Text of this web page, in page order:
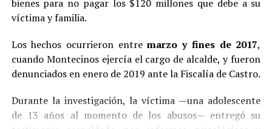
bienes para no pagar los $120 millones que debe a su
víctima y familia.
Los hechos ocurrieron entremarzo y fines de 2017,
cuando Montecinos ejercía el cargo de alcalde, y fueron
denunciados en enero de 2019 ante la Fiscalía de Castro.
Durante la investigación, la víctima —una adolescente
de 13 años al momento de los abusos— entregó su